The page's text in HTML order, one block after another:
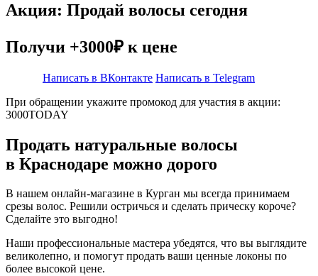
Акция: Продай волосы сегодня
Получи +3000₽ к цене
Написать в ВКонтакте Написать в Telegram
При обращении укажите промокод для участия в акции:
3000TODAY
Продать натуральные волосы
в Краснодаре можно дорого
В нашем онлайн-магазине в Курган мы всегда принимаем
срезы волос. Решили остричься и сделать прическу короче?
Сделайте это выгодно!
Наши профессиональные мастера убедятся, что вы выглядите
великолепно, и помогут продать ваши ценные локоны по
более высокой цене.